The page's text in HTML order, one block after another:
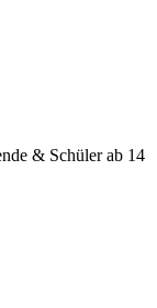
& Schüler ab 14